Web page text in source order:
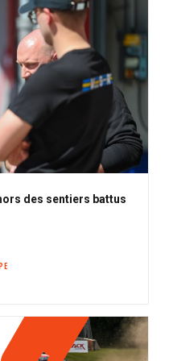
des sentiers battus